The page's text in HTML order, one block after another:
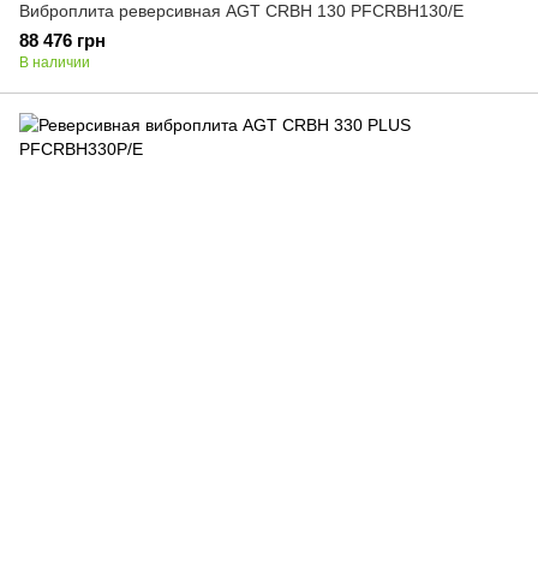
Виброплита реверсивная AGT CRBH 130 PFCRBH130/E
88 476 грн
В наличии